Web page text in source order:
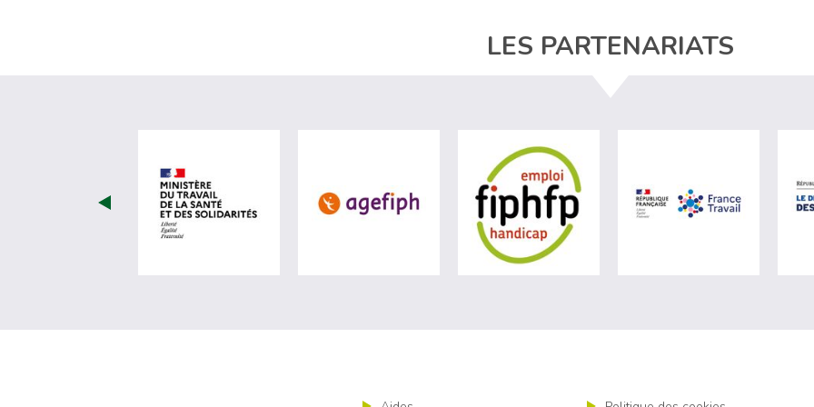
LES PARTENARIATS
visiter les site de Ministère du travail (nouvelle fenêtre)
visiter les site de Agefiph (nouvelle fenêtre)visiter les site de Fiphfp (nouvelle fenêtre)
visiter les